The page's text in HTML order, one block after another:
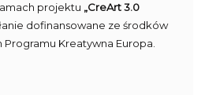
projektu „CreArt 3.0
dofinansowane ze środków
Kreatywna Europa.